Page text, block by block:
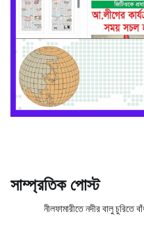
সাম্প্রতিক পোস্ট
নীলফামারীতে নদীর বালু চুরিতে